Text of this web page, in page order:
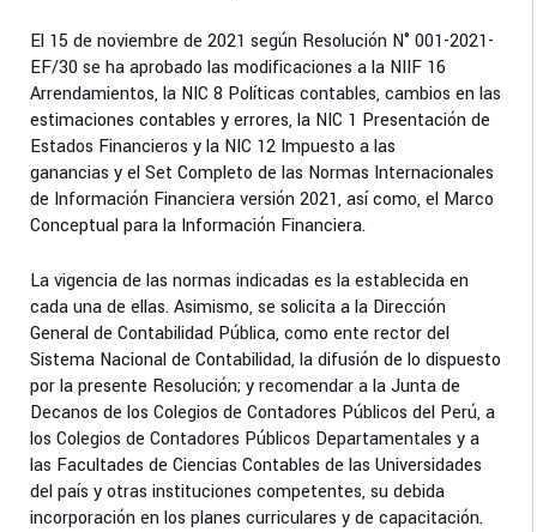
El 15 de noviembre de 2021 según Resolución N° 001-2021-
EF/30 se ha aprobado las modificaciones a la NIIF 16
Arrendamientos, la NIC 8 Políticas contables, cambios en las
estimaciones contables y errores, la NIC 1 Presentación de
Estados Financieros y la NIC 12 Impuesto a las
ganancias y el Set Completo de las Normas Internacionales
de Información Financiera versión 2021, así como, el Marco
Conceptual para la Información Financiera.
La vigencia de las normas indicadas es la establecida en
cada una de ellas. Asimismo, se solicita a la Dirección
General de Contabilidad Pública, como ente rector del
Sistema Nacional de Contabilidad, la difusión de lo dispuesto
por la presente Resolución; y recomendar a la Junta de
Decanos de los Colegios de Contadores Públicos del Perú, a
los Colegios de Contadores Públicos Departamentales y a
las Facultades de Ciencias Contables de las Universidades
del país y otras instituciones competentes, su debida
incorporación en los planes curriculares y de capacitación.